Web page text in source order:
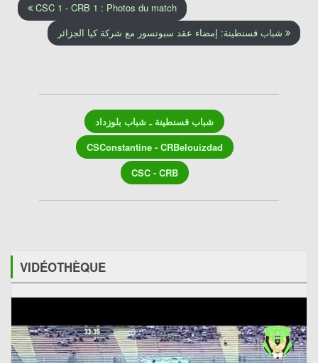
CSC 1 - CRB 1 : Photos du match
شباب قسنطينة: إمضاء عقد سبونسور مع شركة كيا الجزائر
شباب قسنطينة ـ شباب بلوزداد
CSConstantine - CRBelouizdad
CSC - CRB
VIDÉOTHÈQUE